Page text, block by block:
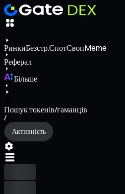
РинкиБезстр.СпотСвопMeme
Реферал
Більше
Пошук токенів/гаманців
/
Активність